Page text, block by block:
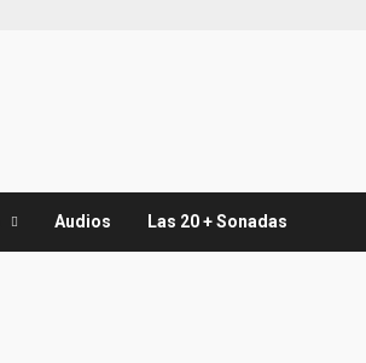
Audios Las 20 + Sonadas